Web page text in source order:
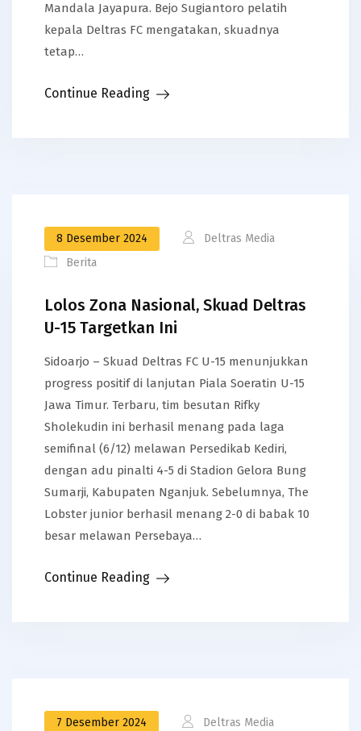
Mandala Jayapura. Bejo Sugiantoro pelatih
kepala Deltras FC mengatakan, skuadnya
tetap…
Continue Reading
8 Desember 2024
Deltras Media
Berita
Lolos Zona Nasional, Skuad Deltras
U-15 Targetkan Ini
Sidoarjo – Skuad Deltras FC U-15 menunjukkan
progress positif di lanjutan Piala Soeratin U-15
Jawa Timur. Terbaru, tim besutan Rifky
Sholekudin ini berhasil menang pada laga
semifinal (6/12) melawan Persedikab Kediri,
dengan adu pinalti 4-5 di Stadion Gelora Bung
Sumarji, Kabupaten Nganjuk. Sebelumnya, The
Lobster junior berhasil menang 2-0 di babak 10
besar melawan Persebaya…
Continue Reading
7 Desember 2024
Deltras Media